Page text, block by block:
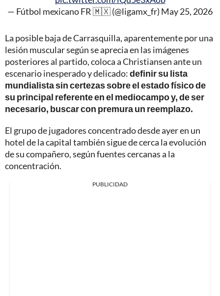
— Fútbol mexicano FR 🇲🇽 (@ligamx_fr) May 25, 2026
La posible baja de Carrasquilla, aparentemente por una
lesión muscular según se aprecia en las imágenes
posteriores al partido, coloca a Christiansen ante un
escenario inesperado y delicado:definir su lista
mundialista sin certezas sobre el estado físico de
su principal referente en el mediocampo y, de ser
necesario, buscar con premura un reemplazo.
El grupo de jugadores concentrado desde ayer en un
hotel de la capital también sigue de cerca la evolución
de su compañero, según fuentes cercanas a la
concentración.
PUBLICIDAD